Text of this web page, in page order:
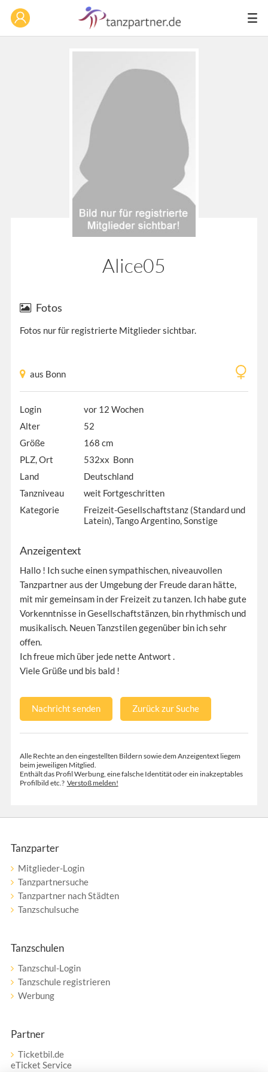
Alice05
Fotos
Fotos nur für registrierte Mitglieder sichtbar.
aus Bonn
Login
vor 12 Wochen
Alter
52
Größe
168 cm
PLZ, Ort
532xx Bonn
Land
Deutschland
Tanzniveau
weit Fortgeschritten
Kategorie
Freizeit-Gesellschaftstanz (Standard und
Latein), Tango Argentino, Sonstige
Anzeigentext
Hallo ! Ich suche einen sympathischen, niveauvollen
Tanzpartner aus der Umgebung der Freude daran hätte,
mit mir gemeinsam in der Freizeit zu tanzen. Ich habe gute
Vorkenntnisse in Gesellschaftstänzen, bin rhythmisch und
musikalisch. Neuen Tanzstilen gegenüber bin ich sehr
offen.
Ich freue mich über jede nette Antwort .
Viele Grüße und bis bald !
Nachricht senden Zurück zur Suche
Alle Rechte an den eingestellten Bildern sowie dem Anzeigentext liegem
beim jeweiligen Mitglied.
Enthält das Profil Werbung, eine falsche Identität oder ein inakzeptables
Profilbild etc.? Verstoß melden!
Tanzparter
Mitglieder-Login
Tanzpartnersuche
Tanzpartner nach Städten
Tanzschulsuche
Tanzschulen
Tanzschul-Login
Tanzschule registrieren
Werbung
Partner
Ticketbil.de
eTicket Service